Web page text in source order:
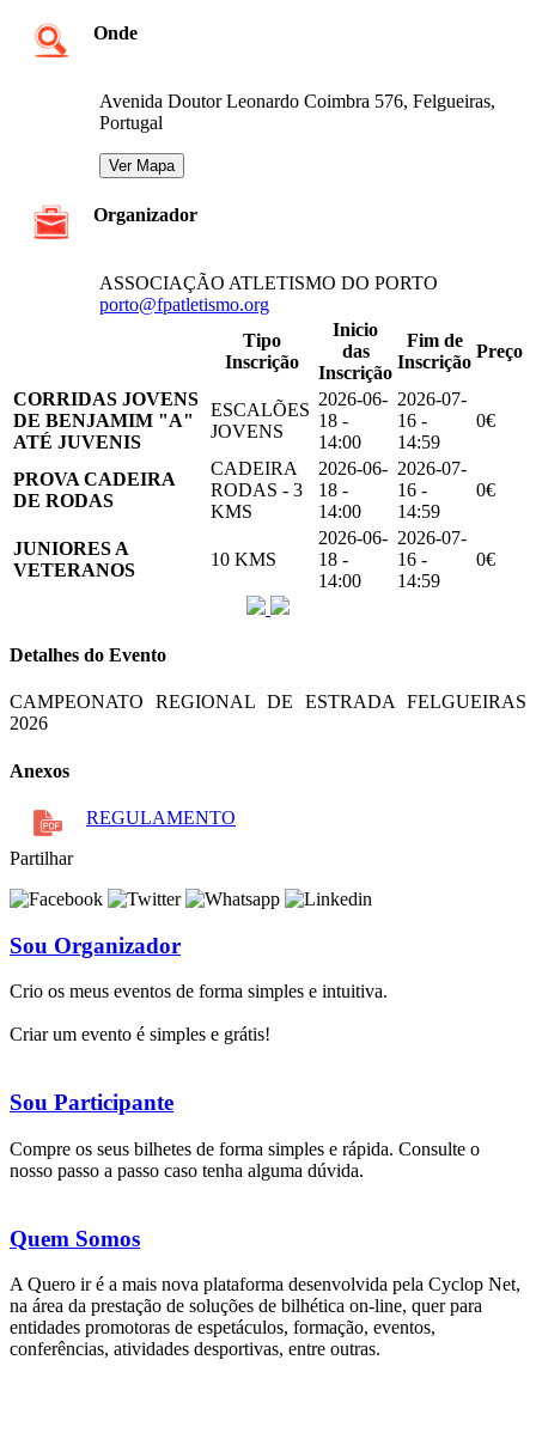
Onde
Avenida Doutor Leonardo Coimbra 576, Felgueiras,
Portugal
Organizador
ASSOCIAÇÃO ATLETISMO DO PORTO
porto@fpatletismo.org
Tipo
Inscrição
Inicio
das
Inscrição
Fim de
Inscrição
Preço
CORRIDAS JOVENS
DE BENJAMIM "A"
ATÉ JUVENIS
ESCALÕES
JOVENS
2026-06-
18 -
14:00
2026-07-
16 -
14:59
0€
PROVA CADEIRA
DE RODAS
CADEIRA
RODAS - 3
KMS
2026-06-
18 -
14:00
2026-07-
16 -
14:59
0€
JUNIORES A
VETERANOS
10 KMS
2026-06-
18 -
14:00
2026-07-
16 -
14:59
0€
Detalhes do Evento
CAMPEONATO REGIONAL DE ESTRADA FELGUEIRAS
2026
Anexos
REGULAMENTO
Partilhar
Sou Organizador
Crio os meus eventos de forma simples e intuitiva.
Criar um evento é simples e grátis!
Sou Participante
Compre os seus bilhetes de forma simples e rápida. Consulte o
nosso passo a passo caso tenha alguma dúvida.
Quem Somos
A Quero ir é a mais nova plataforma desenvolvida pela Cyclop Net,
na área da prestação de soluções de bilhética on-line, quer para
entidades promotoras de espetáculos, formação, eventos,
conferências, atividades desportivas, entre outras.